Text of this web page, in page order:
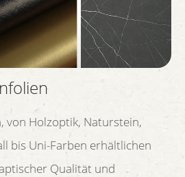
von Holzoptik, Naturstein,
bis Uni-Farben erhältlichen
Qualität und